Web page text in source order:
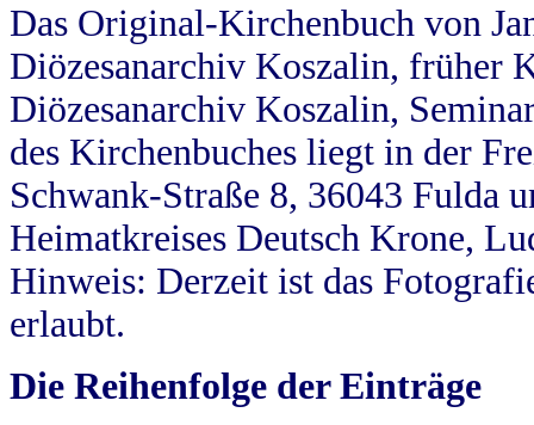
Das Original-Kirchenbuch von
Diözesanarchiv Koszalin, früher
Diözesanarchiv Koszalin,
des Kirchenbuches liegt in der
Schwank-Straße 8, 36043 Fulda
Heimatkreises Deutsch Krone,
Hinweis: Derzeit ist das
erlaubt.
Die Reihenfolge der Einträge